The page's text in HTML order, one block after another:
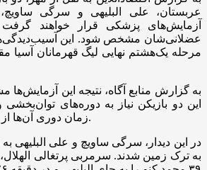
عربستان، علی البلیهی و سرگی
آزمایش‌های پزشکی قرار خواهند
عضلانی‌شان مشخص شود. این
مرحله یک‌هشتم نهایی لیگ قهرمانان آسیا
به گزارش منابع آگاه، نتیجه این
این دو بازیکن نیاز به دوره‌های
زمان دوری آن‌ها از میادین چقدر خواهد بود.
در این دیدار، سرگی ساویچ و علی البلیهی
به ترک زمین شدند. سرمربی پرتغالی